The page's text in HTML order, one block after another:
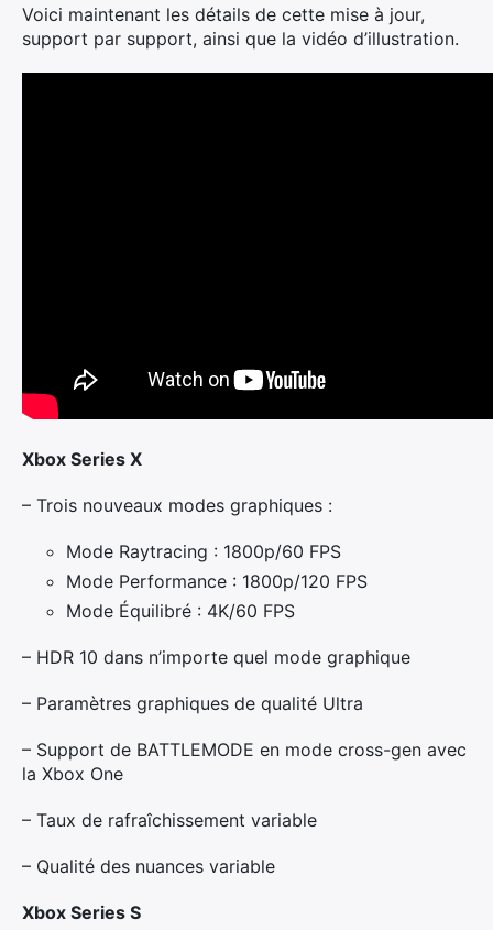
Voici maintenant les détails de cette mise à jour,
support par support, ainsi que la vidéo d’illustration.
Xbox Series X
– Trois nouveaux modes graphiques :
Mode Raytracing : 1800p/60 FPS
Mode Performance : 1800p/120 FPS
Mode Équilibré : 4K/60 FPS
– HDR 10 dans n’importe quel mode graphique
– Paramètres graphiques de qualité Ultra
– Support de BATTLEMODE en mode cross-gen avec
la Xbox One
– Taux de rafraîchissement variable
– Qualité des nuances variable
Xbox Series S